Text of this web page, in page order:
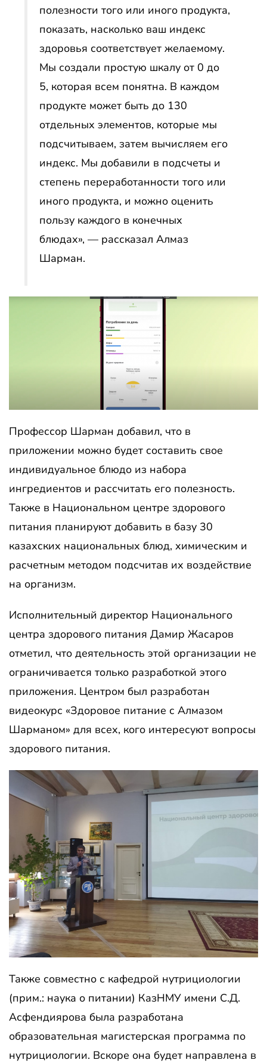
полезности того или иного продукта,
показать, насколько ваш индекс
здоровья соответствует желаемому.
Мы создали простую шкалу от 0 до
5, которая всем понятна. В каждом
продукте может быть до 130
отдельных элементов, которые мы
подсчитываем, затем вычисляем его
индекс. Мы добавили в подсчеты и
степень переработанности того или
иного продукта, и можно оценить
пользу каждого в конечных
блюдах», — рассказал Алмаз
Шарман.
Профессор Шарман добавил, что в
приложении можно будет составить свое
индивидуальное блюдо из набора
ингредиентов и рассчитать его полезность.
Также в Национальном центре здорового
питания планируют добавить в базу 30
казахских национальных блюд, химическим и
расчетным методом подсчитав их воздействие
на организм.
Исполнительный директор Национального
центра здорового питания Дамир Жасаров
отметил, что деятельность этой организации не
ограничивается только разработкой этого
приложения. Центром был разработан
видеокурс «Здоровое питание с Алмазом
Шарманом» для всех, кого интересуют вопросы
здорового питания.
Также совместно с кафедрой нутрициологии
(прим.: наука о питании) КазНМУ имени С.Д.
Асфендиярова была разработана
образовательная магистерская программа по
нутрициологии. Вскоре она будет направлена в